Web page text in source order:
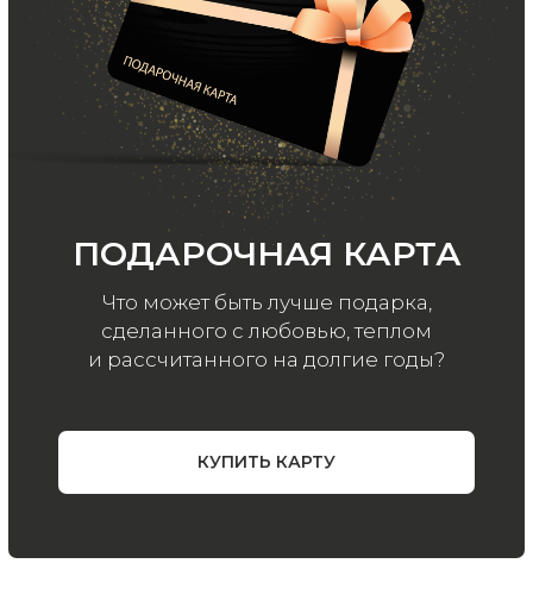
ООО «МИР КАШЕМИРА» © 2023
Все права защищены.
конфиденциальности